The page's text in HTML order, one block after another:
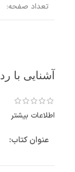
تعداد صفحه:
آشنایی با
اطلاعات بیشتر
عنوان کتاب: